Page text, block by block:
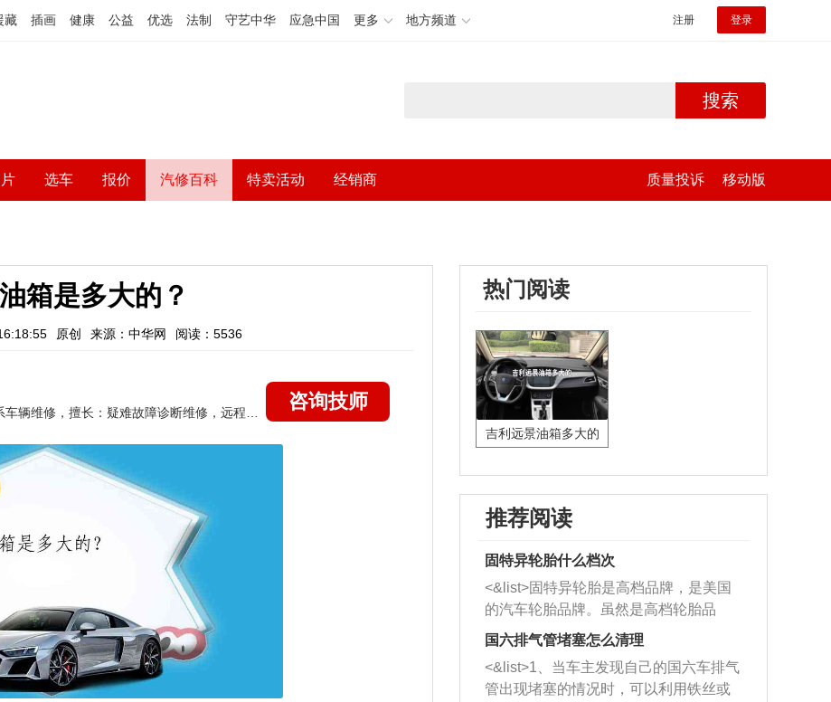
藏 插画 健康 公益 优选 法制 守艺中华 应急中国 更多 地方频道 注册 登录
搜索
选车 报价 汽修百科 特卖活动 经销商 质量投诉 移动版
箱是多大的？
原创 来源：中华网 阅读：5536
咨询技师
热门阅读
吉利远景油箱多大的
推荐阅读
固特异轮胎什么档次
<&list>固特异轮胎是高档品牌，是美国
的汽车轮胎品牌。虽然是高档轮胎品
牌，但是中高低端的轮胎都有生产，这
也是为了更好的开拓市场。
国六排气管堵塞怎么清理
<&list>1、当车主发现自己的国六车排气
管出现堵塞的情况时，可以利用铁丝或